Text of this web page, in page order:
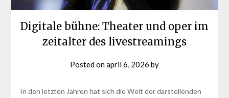
Digitale bühne: Theater und oper im
zeitalter des livestreamings
Posted onapril 6, 2026 by
In den letzten Jahren hat sich die Welt der darstellenden